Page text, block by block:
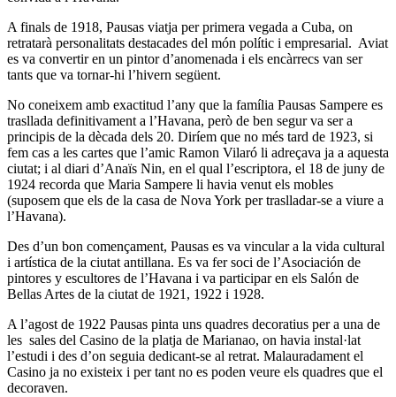
A finals de 1918, Pausas viatja per primera vegada a Cuba, on
retratarà personalitats destacades del món polític i empresarial. Aviat
es va convertir en un pintor d’anomenada i els encàrrecs van ser
tants que va tornar-hi l’hivern següent.
No coneixem amb exactitud l’any que la família Pausas Sampere es
trasllada definitivament a l’Havana, però de ben segur va ser a
principis de la dècada dels 20. Diríem que no més tard de 1923, si
fem cas a les cartes que l’amic Ramon Vilaró li adreçava ja a aquesta
ciutat; i al diari d’Anaïs Nin, en el qual l’escriptora, el 18 de juny de
1924 recorda que Maria Sampere li havia venut els mobles
(suposem que els de la casa de Nova York per traslladar-se a viure a
l’Havana).
Des d’un bon començament, Pausas es va vincular a la vida cultural
i artística de la ciutat antillana. Es va fer soci de l’Asociación de
pintores y escultores de l’Havana i va participar en els Salón de
Bellas Artes de la ciutat de 1921, 1922 i 1928.
A l’agost de 1922 Pausas pinta uns quadres decoratius per a una de
les sales del Casino de la platja de Marianao, on havia instal·lat
l’estudi i des d’on seguia dedicant-se al retrat. Malauradament el
Casino ja no existeix i per tant no es poden veure els quadres que el
decoraven.